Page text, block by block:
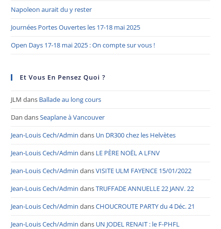
Napoleon aurait du y rester
Journées Portes Ouvertes les 17-18 mai 2025
Open Days 17-18 mai 2025 : On compte sur vous !
Et Vous En Pensez Quoi ?
JLM dans Ballade au long cours
Dan dansSeaplane à Vancouver
Jean-Louis Cech/Admin dans Un DR300 chez les Helvètes
Jean-Louis Cech/Admin dans LE PÈRE NOËL A LFNV
Jean-Louis Cech/Admin dansVISITE ULM FAYENCE 15/01/2022
Jean-Louis Cech/Admin dansTRUFFADE ANNUELLE 22 JANV. 22
Jean-Louis Cech/Admin dansCHOUCROUTE PARTY du 4 Déc. 21
Jean-Louis Cech/Admin dans UN JODEL RENAIT : le F-PHFL